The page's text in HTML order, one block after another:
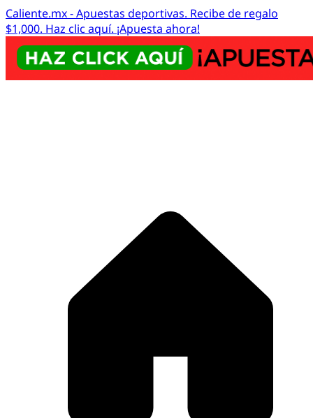
Caliente.mx - Apuestas deportivas. Recibe de regalo
$1,000. Haz clic aquí. ¡Apuesta ahora!